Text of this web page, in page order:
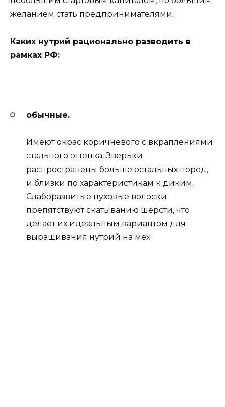
желанием стать предпринимателями.
Каких нутрий рационально разводить в
рамках РФ:
обычные.
Имеют окрас коричневого с вкраплениями
стального оттенка. Зверьки
распространены больше остальных пород,
и близки по характеристикам к диким.
Слаборазвитые пуховые волоски
препятствуют скатыванию шерсти, что
делает их идеальным вариантом для
выращивания нутрий на мех;